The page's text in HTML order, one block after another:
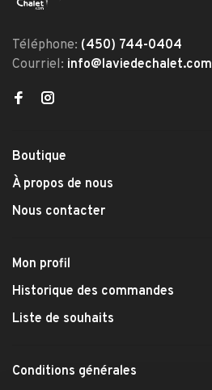
Téléphone: (450) 744-0404
Courriel: info@laviedechalet.com
Boutique
À propos de nous
Nous contacter
Mon profil
Historique des commandes
Liste de souhaits
Conditions générales